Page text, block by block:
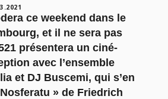
ce weekend dans le
et il ne sera pas
présentera un ciné-
avec l’ensemble
et DJ Buscemi, qui s’en
» de Friedrich